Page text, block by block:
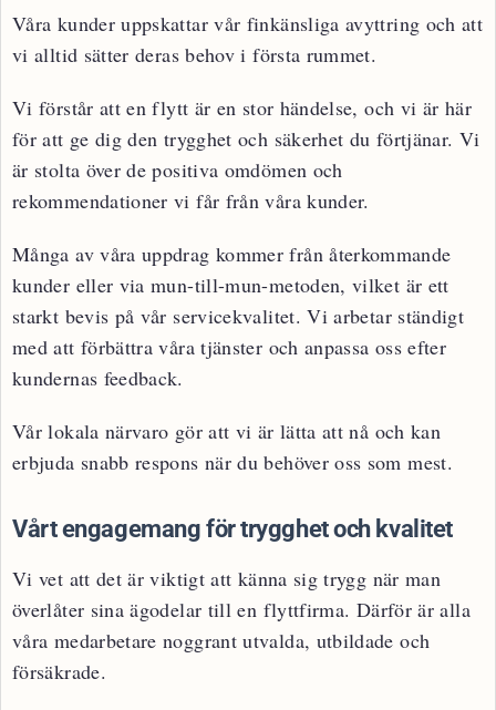
Våra kunder uppskattar vår finkänsliga avyttring och att
vi alltid sätter deras behov i första rummet.
Vi förstår att en flytt är en stor händelse, och vi är här
för att ge dig den trygghet och säkerhet du förtjänar. Vi
är stolta över de positiva omdömen och
rekommendationer vi får från våra kunder.
Många av våra uppdrag kommer från återkommande
kunder eller via mun-till-mun-metoden, vilket är ett
starkt bevis på vår servicekvalitet. Vi arbetar ständigt
med att förbättra våra tjänster och anpassa oss efter
kundernas feedback.
Vår lokala närvaro gör att vi är lätta att nå och kan
erbjuda snabb respons när du behöver oss som mest.
Vårt engagemang för trygghet och kvalitet
Vi vet att det är viktigt att känna sig trygg när man
överlåter sina ägodelar till en flyttfirma. Därför är alla
våra medarbetare noggrant utvalda, utbildade och
försäkrade.